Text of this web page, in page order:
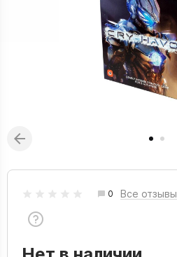
0 Все отзывы